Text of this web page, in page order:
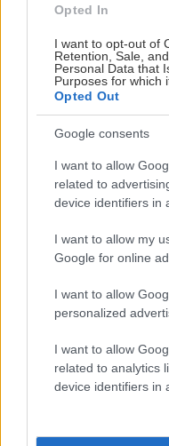
Opted In
I want to opt-out of
Retention, Sale,
Personal Data that
Purposes for which
Opted Out
Google consents
I want to allow
related to
device identifiers in
I want to allow my
Google for online
I want to allow
personalized
I want to allow
related to analytics
device identifiers in
01:40
SENASTE NYTT